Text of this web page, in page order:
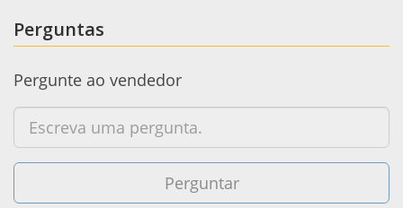
Perguntas
Pergunte ao vendedor